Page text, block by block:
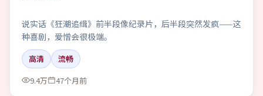
说实话《狂潮追缉》前半段像纪录片，后半段突然发疯——这
种喜剧，爱憎会很极端。
高清
流畅
9.4万
47个月前